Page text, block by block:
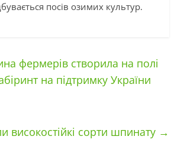
посів озимих культур.
фермерів створила на полі
на підтримку України
високостійкі сорти шпинату →